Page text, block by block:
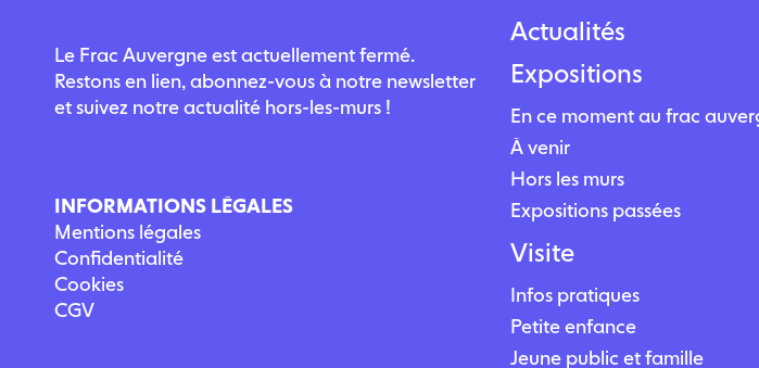
Le Frac Auvergne est actuellement fermé.
Restons en lien, abonnez-vous à notre newsletter
et suivez notre actualité hors-les-murs !
INFORMATIONS LÉGALES
Mentions légales
Confidentialité
Cookies
CGV
Actualités
Expositions
En ce moment au frac
À venir
Hors les murs
Expositions passées
Visite
Infos pratiques
Petite enfance
Jeune public et famille